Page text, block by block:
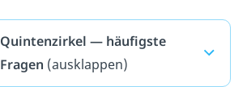
Quintenzirkel — häufigste
Fragen (ausklappen)